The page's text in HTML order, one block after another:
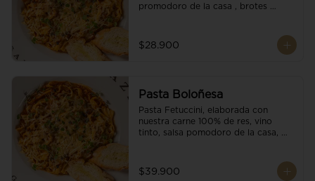
promodoro de la casa , brotes
$28.900
Pasta Boloñesa
Pasta Fetuccini, elaborada con
nuestra carne 100% de res, vino
tinto, salsa pomodoro de la casa,
$39.900